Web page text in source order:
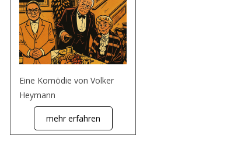
Eine Komödie von Volker
Heymann
mehr erfahren